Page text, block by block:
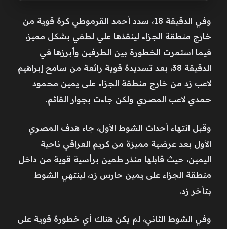
وفي الدقيقة 18، سدد أحمد القرموطي كرة قوية من
خارج منطقة الجزاء لينقذها علي لطفي بشكل مميز،
فيما استمرت الخطورة بين الطرفين وأبرزها في
الدقيقة 38، بعد تسديدة قوية رائعة من سامح إبراهيم
لاعب زد من خارج منطقة الجزاء على يمين محمود
حمدي لاعب المصري ولكن جاءت بجوار القائم.
وقبل انتهاء أحداث الشوط الأول، جاء هدف المصري
الأول بعد عرضية مميزة من كريم العراقي ناحية
اليمين، حيث قابلها منذر طمين برأسية قوية من داخل
منطقة الجزاء على يمين حارس زد، لينتهي الشوط
بتأخر زد.
وفي الشوط الثاني، لم يكن هناك أي خطورة قوية على